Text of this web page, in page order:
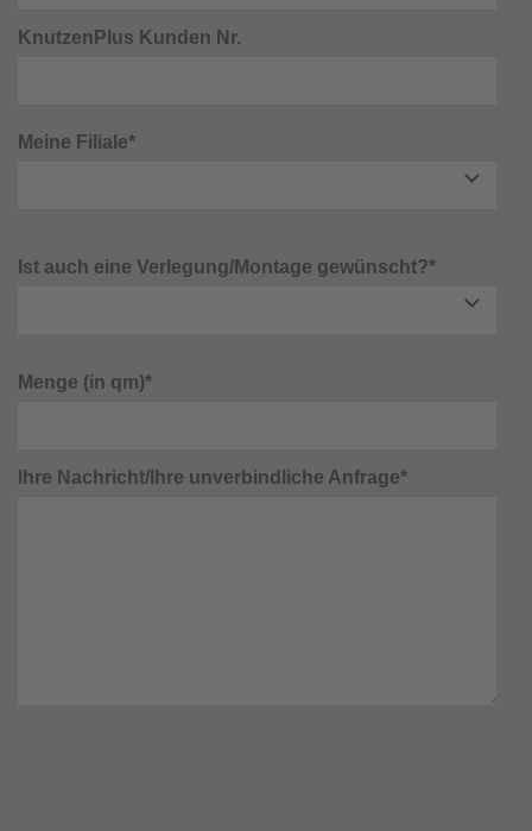
KnutzenPlus Kunden Nr.
Meine Filiale*
Ist auch eine Verlegung/Montage gewünscht?*
Menge (in qm)*
Ihre Nachricht/Ihre unverbindliche Anfrage*